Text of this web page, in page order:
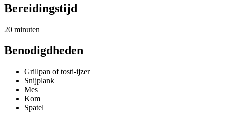
Bereidingstijd
20 minuten
Benodigdheden
Grillpan of tosti-ijzer
Snijplank
Mes
Kom
Spatel